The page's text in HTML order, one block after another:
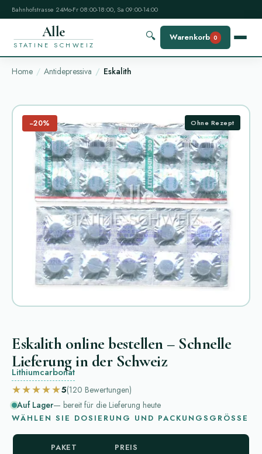
Bahnhofstrasse 24Mo-Fr 08:00-18:00, Sa 09:00-14:00
Alle
STATINE SCHWEIZ
🔍 Warenkorb 0
Home Antidepressiva Eskalith
−20% Ohne Rezept
Eskalith online bestellen – Schnelle
Lieferung in der Schweiz
Lithiumcarbonat
★★★★★5(120 Bewertungen)
Auf Lager— bereit für die Lieferung heute
WÄHLEN SIE DOSIERUNG UND PACKUNGSGRÖSSE
PAKET PREIS